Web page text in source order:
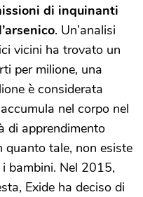
di inquinanti
. Un’analisi
vicini ha trovato un
per milione, una
è considerata
nel corpo nel
di apprendimento
quanto tale, non esiste
bambini. Nel 2015,
Exide ha deciso di